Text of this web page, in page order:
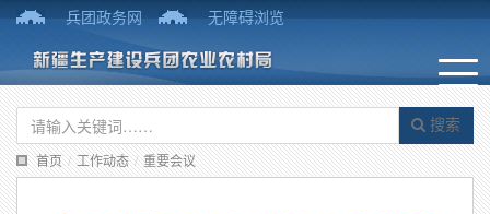
兵团政务网 无障碍浏览
搜索
首页 / 工作动态 / 重要会议